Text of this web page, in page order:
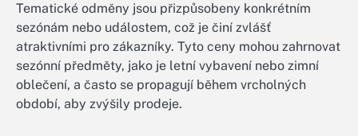
Tematické odměny jsou přizpůsobeny konkrétním
sezónám nebo událostem, což je činí zvlášť
atraktivními pro zákazníky. Tyto ceny mohou zahrnovat
sezónní předměty, jako je letní vybavení nebo zimní
oblečení, a často se propagují během vrcholných
období, aby zvýšily prodeje.